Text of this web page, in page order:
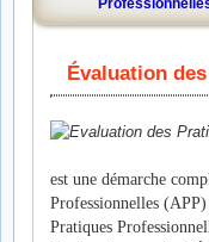
Évaluation
est une démarche
Professionnelles
Pratiques